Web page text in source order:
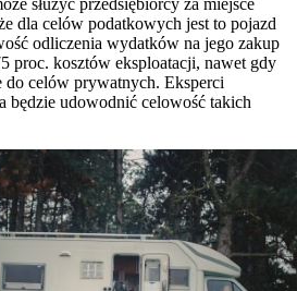
służyć przedsiębiorcy za miejsce
dla celów podatkowych jest to pojazd
odliczenia wydatków na jego zakup
proc. kosztów eksploatacji, nawet gdy
do celów prywatnych. Eksperci
będzie udowodnić celowość takich